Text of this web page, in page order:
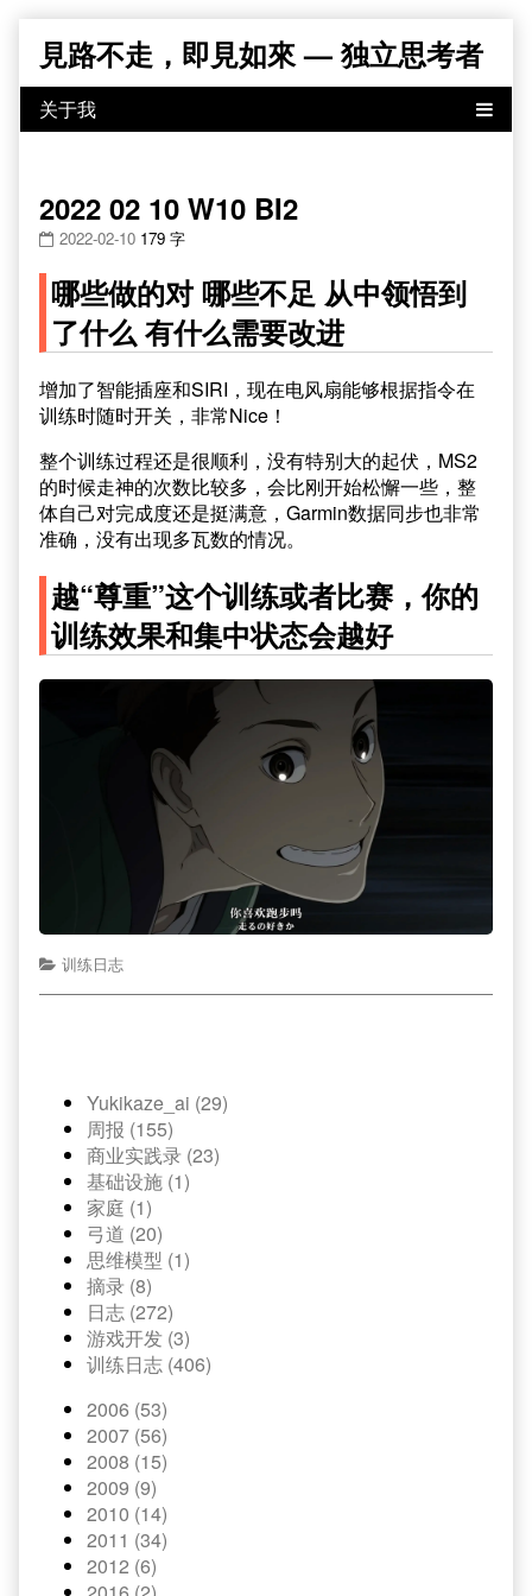
content
見路不走，即見如來 — 独立思考者
2022 02 10 W10 BI2
2022-02-10 179 字
哪些做的对 哪些不足 从中领悟到
了什么 有什么需要改进
增加了智能插座和SIRI，现在电风扇能够根据指令在
训练时随时开关，非常Nice！
整个训练过程还是很顺利，没有特别大的起伏，MS2
的时候走神的次数比较多，会比刚开始松懈一些，整
体自己对完成度还是挺满意，Garmin数据同步也非常
准确，没有出现多瓦数的情况。
越“尊重”这个训练或者比赛，你的
训练效果和集中状态会越好
训练日志
Yukikaze_ai (29)
周报 (155)
商业实践录 (23)
基础设施 (1)
家庭 (1)
弓道 (20)
思维模型 (1)
摘录 (8)
日志 (272)
游戏开发 (3)
训练日志 (406)
2006 (53)
2007 (56)
2008 (15)
2009 (9)
2010 (14)
2011 (34)
2012 (6)